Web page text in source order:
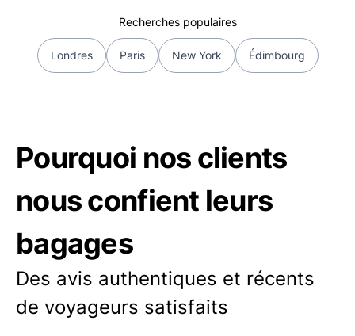
Recherches populaires
Londres Paris New York Édimbourg
Pourquoi nos clients
nous confient leurs
bagages
Des avis authentiques et récents
de voyageurs satisfaits